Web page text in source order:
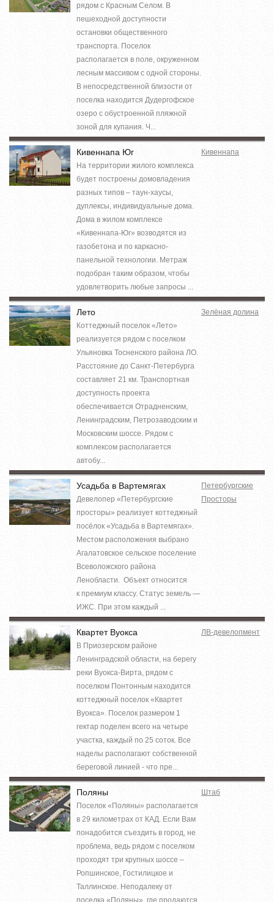
рядом с Красным Селом. В
пешеходной доступности
остановки общественного
транспорта. Поселок
располагается в поле, окруженном
лесным массивом с одной стороны.
В непосредственной близости от
поселка находится Дудергофское
озеро с обустроенной пляжной
зоной для купания. Ч...
Кивеннапа Юг
На территории жилого комплекса
будет построены домовладения
разных типов – таун-хаусы,
дуплексы, индивидуальные дома.
Дома в жилом комплексе
«Кивеннапа-Юг» возводятся из
газобетона и по каркасно-
панельной технологии. Метраж
подобран таким образом, чтобы
удовлетворить любые запросы ...
Кивеннапа
Лето
Коттеджный поселок «Лето»
реализуется рядом с поселком
Ульяновка Тосненского района ЛО.
Расстояние до Санкт-Петербурга
составляет 21 км. Транспортная
доступность проекта
обеспечивается Отрадненским,
Ленинградским, Петрозаводским и
Московским шоссе. Рядом с
комплексом располагается
автобу...
Зелёная долина
Усадьба в Вартемягах
Девелопер «Петербургские
просторы» реализует коттеджный
посёлок «Усадьба в Вартемягах».
Местом расположения выбрано
Агалатовское сельское поселение
Всеволожского района
Ленобласти. Объект относится
к премиум классу. Статус земель —
ИЖС. При этом каждый ...
Петербургские
Просторы
Квартет Вуокса
В Приозерском районе
Ленинградской области, на берегу
реки Вуокса-Вирта, рядом с
поселком Понтонным находится
коттеджный поселок «Квартет
Вуокса». Поселок размером 1
гектар поделен всего на четыре
участка, каждый по 25 соток. Все
наделы располагают собственной
береговой линией - что пре...
ЛВ-девелопмент
Поляны
Поселок «Поляны» располагается
в 29 километрах от КАД. Если Вам
понадобится съездить в город, не
проблема, ведь рядом с поселком
проходят три крупных шоссе –
Ропшинское, Гостилицкое и
Таллинское. Неподалеку от
поселка «Поляны», где продаются
Штаб